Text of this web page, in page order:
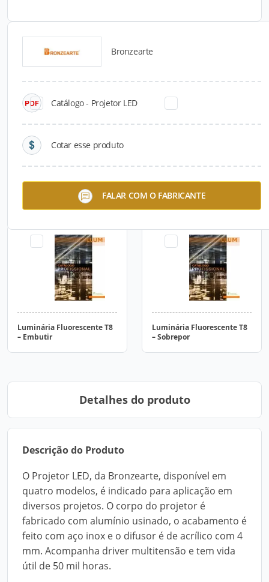
Bronzearte
Catálogo - Projetor LED
Cotar esse produto
FALAR COM O FABRICANTE
Catálogos para Download
Luminária Fluorescente T5
– Sobrepor
Luminária Fluorescente T8
– Embutir
Luminária Fluorescente T8
– Sobrepor
Detalhes do produto
Descrição do Produto
O Projetor LED, da Bronzearte, disponível em
quatro modelos, é indicado para aplicação em
diversos projetos. O corpo do projetor é
fabricado com alumínio usinado, o acabamento é
feito com aço inox e o difusor é de acrílico com 4
mm. Acompanha driver multitensão e tem vida
útil de 50 mil horas.